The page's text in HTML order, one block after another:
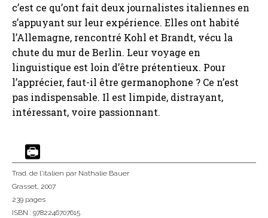
c’est ce qu’ont fait deux journalistes italiennes en
s’appuyant sur leur expérience. Elles ont habité
l’Allemagne, rencontré Kohl et Brandt, vécu la
chute du mur de Berlin. Leur voyage en
linguistique est loin d’être prétentieux. Pour
l’apprécier, faut-il être germanophone ? Ce n’est
pas indispensable. Il est limpide, distrayant,
intéressant, voire passionnant.
Trad. de l'italien par Nathalie Bauer
Grasset, 2007
239 pages
ISBN : 9782246707615